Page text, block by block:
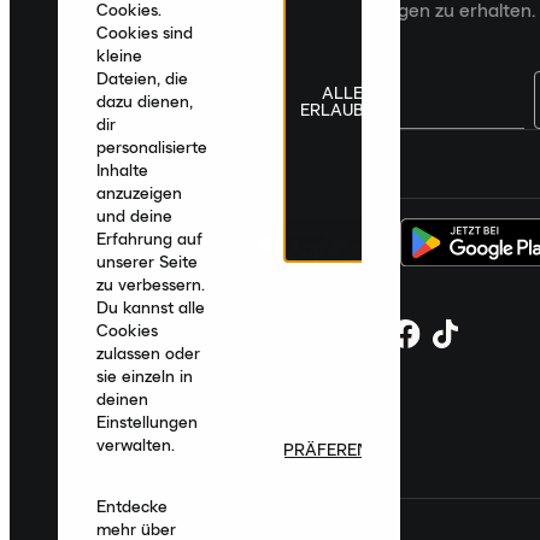
zugeschnittene Produktempfehlungen zu erhalten.
Cookies.
Cookies sind
kleine
Dateien, die
dazu dienen,
dir
personalisierte
Inhalte
anzuzeigen
und deine
Erfahrung auf
unserer Seite
zu verbessern.
Du kannst alle
Cookies
zulassen oder
sie einzeln in
deinen
Einstellungen
verwalten.
Entdecke
mehr über
ALLE
ERLAUBEN
PRÄFERENZEN